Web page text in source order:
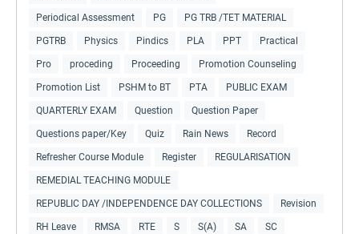
Periodical Assessment PG PG TRB /TET MATERIAL
PGTRB Physics Pindics PLA PPT Practical
Pro proceding Proceeding Promotion Counseling
Promotion List PSHM to BT PTA PUBLIC EXAM
QUARTERLY EXAM Question Question Paper
Questions paper/Key Quiz Rain News Record
Refresher Course Module Register REGULARISATION
REMEDIAL TEACHING MODULE
REPUBLIC DAY /INDEPENDENCE DAY COLLECTIONS Revision
RH Leave RMSA RTE S S(A) SA SC